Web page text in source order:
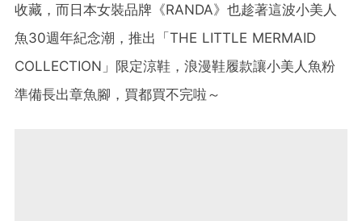
收藏，而日本女裝品牌《RANDA》也趁著這波小美人
魚30週年紀念潮，推出「THE LITTLE MERMAID
COLLECTION」限定涼鞋，浪漫鞋履款讓小美人魚粉
準備長出章魚腳，買都買不完啦～